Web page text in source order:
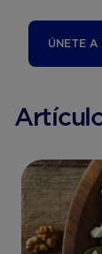
ÚNETE A